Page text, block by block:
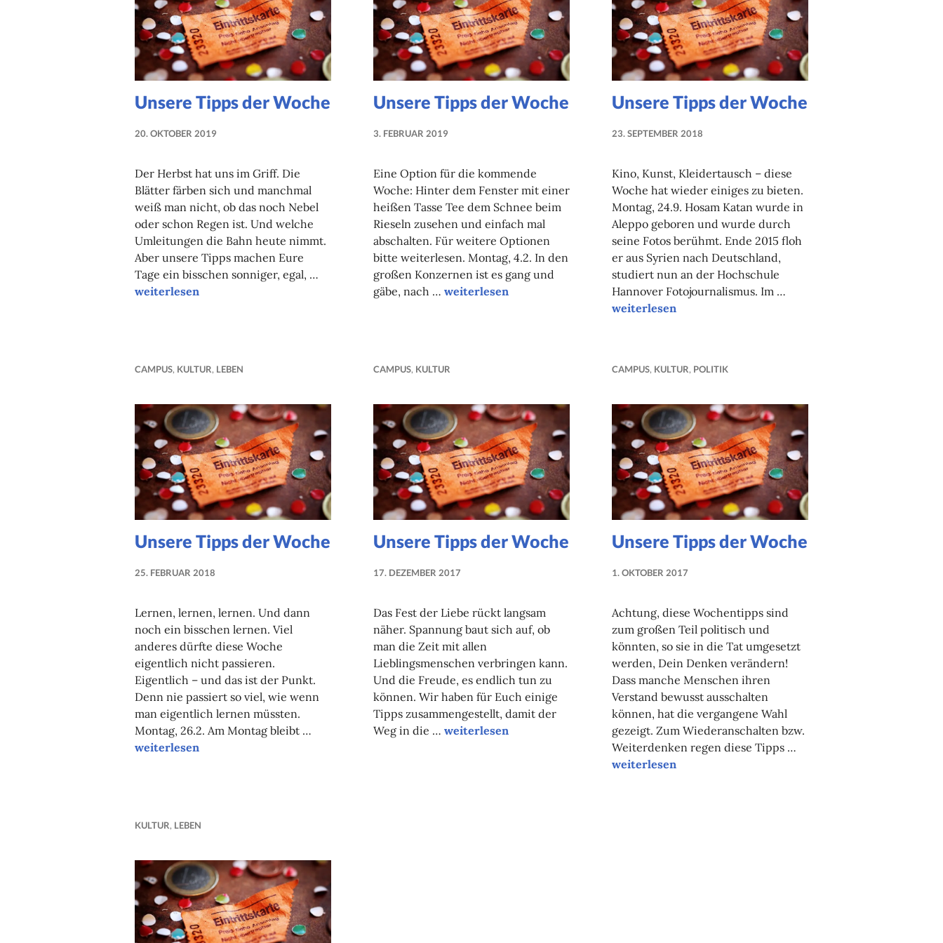
Unsere Tipps der Woche
20. OKTOBER 2019
Der Herbst hat uns im Griff. Die
Blätter färben sich und manchmal
weiß man nicht, ob das noch Nebel
oder schon Regen ist. Und welche
Umleitungen die Bahn heute nimmt.
Aber unsere Tipps machen Eure
Tage ein bisschen sonniger, egal, …
Unsere Tipps der Woche
weiterlesen
Unsere Tipps der Woche
3. FEBRUAR 2019
Eine Option für die kommende
Woche: Hinter dem Fenster mit einer
heißen Tasse Tee dem Schnee beim
Rieseln zusehen und einfach mal
abschalten. Für weitere Optionen
bitte weiterlesen. Montag, 4.2. In den
großen Konzernen ist es gang und
gäbe, nach … Unsere Tipps der Woche
weiterlesen
Unsere Tipps der Woche
23. SEPTEMBER 2018
Kino, Kunst, Kleidertausch – diese
Woche hat wieder einiges zu bieten.
Montag, 24.9. Hosam Katan wurde in
Aleppo geboren und wurde durch
seine Fotos berühmt. Ende 2015 floh
er aus Syrien nach Deutschland,
studiert nun an der Hochschule
Hannover Fotojournalismus. Im …
Unsere Tipps der Woche
weiterlesen
CAMPUS, KULTUR, LEBEN
Unsere Tipps der Woche
25. FEBRUAR 2018
Lernen, lernen, lernen. Und dann
noch ein bisschen lernen. Viel
anderes dürfte diese Woche
eigentlich nicht passieren.
Eigentlich – und das ist der Punkt.
Denn nie passiert so viel, wie wenn
man eigentlich lernen müssten.
Montag, 26.2. Am Montag bleibt …
Unsere Tipps der Woche
weiterlesen
CAMPUS, KULTUR
Unsere Tipps der Woche
17. DEZEMBER 2017
Das Fest der Liebe rückt langsam
näher. Spannung baut sich auf, ob
man die Zeit mit allen
Lieblingsmenschen verbringen kann.
Und die Freude, es endlich tun zu
können. Wir haben für Euch einige
Tipps zusammengestellt, damit der
Weg in die … Unsere Tipps der Woche
weiterlesen
CAMPUS, KULTUR, POLITIK
Unsere Tipps der Woche
1. OKTOBER 2017
Achtung, diese Wochentipps sind
zum großen Teil politisch und
könnten, so sie in die Tat umgesetzt
werden, Dein Denken verändern!
Dass manche Menschen ihren
Verstand bewusst ausschalten
können, hat die vergangene Wahl
gezeigt. Zum Wiederanschalten bzw.
Weiterdenken regen diese Tipps …
Unsere Tipps der Woche
weiterlesen
KULTUR, LEBEN